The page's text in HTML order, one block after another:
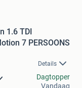
1.6 TDI
7 PERSOONS
Details
Dagtopper
Vandaag